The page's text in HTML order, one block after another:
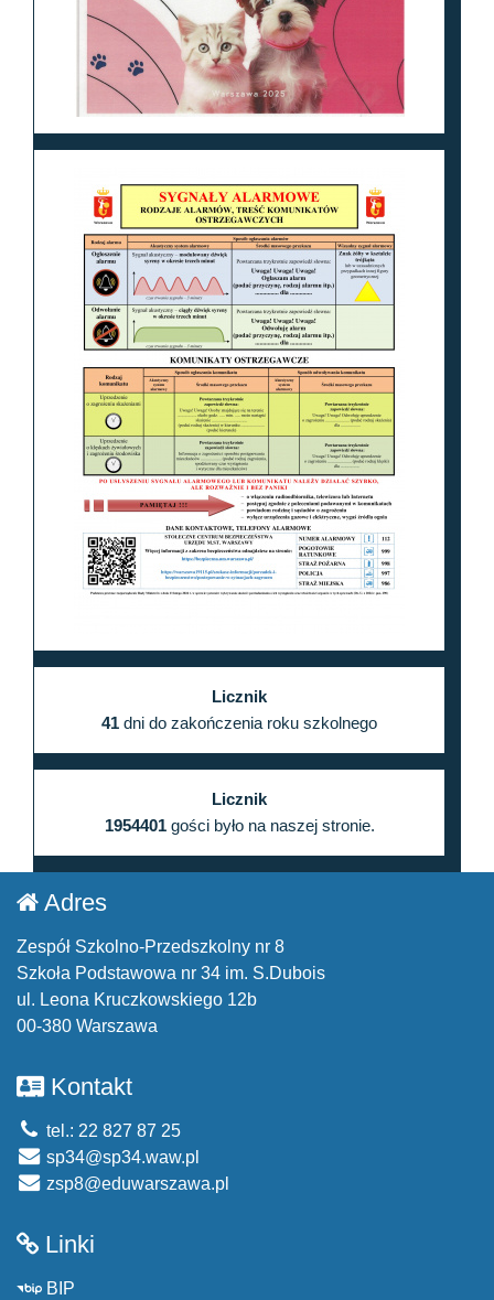
Licznik
41 dni do zakończenia roku szkolnego
Licznik
1954401gości było na naszej stronie.
Adres
Zespół Szkolno-Przedszkolny nr 8
Szkoła Podstawowa nr 34 im. S.Dubois
ul. Leona Kruczkowskiego 12b
00-380 Warszawa
Kontakt
tel.: 22 827 87 25
sp34@sp34.waw.pl
zsp8@eduwarszawa.pl
Linki
BIP